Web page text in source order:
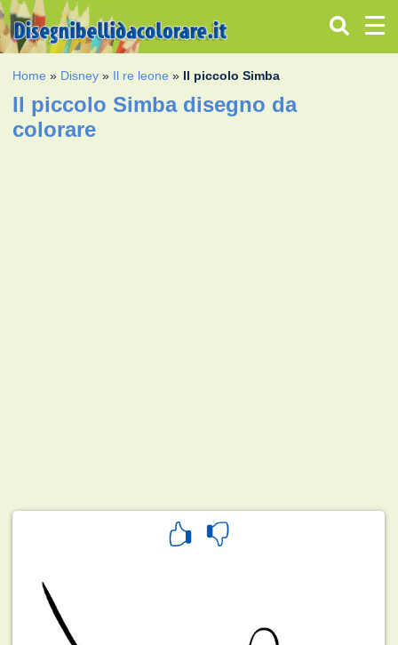
Home » Disney » Il re leone » Il piccolo Simba
Il piccolo Simba disegno da
colorare